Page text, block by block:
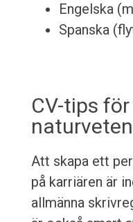
Engelska
Spanska
CV-tips
Att skapa ett
på karriären är
allmänna